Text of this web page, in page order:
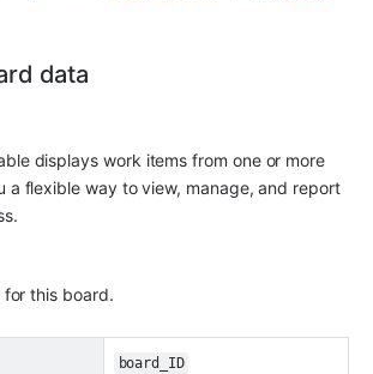
data
displays work items from one or more
a flexible way to view, manage, and report
this board.
board_ID